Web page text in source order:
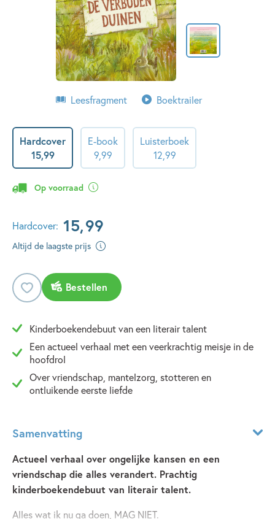
Leesfragment Boektrailer
Hardcover
15,99
E-book
9,99
Luisterboek
12,99
Op voorraad
Hardcover: 15,99
Altijd de laagste prijs
Bestellen
Kinderboekendebuut van een literair talent
Een actueel verhaal met een veerkrachtig meisje in de
hoofdrol
Over vriendschap, mantelzorg, stotteren en
ontluikende eerste liefde
Samenvatting
Actueel verhaal over ongelijke kansen en een
vriendschap die alles verandert. Prachtig
kinderboekendebuut van literair talent.
Alles wat ik nu ga doen, MAG NIET.